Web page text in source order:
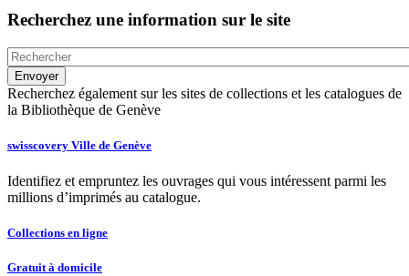
Recherchez une information sur le site
Recherchez également sur les sites de collections et les catalogues de
la Bibliothèque de Genève
swisscovery Ville de Genève
Identifiez et empruntez les ouvrages qui vous intéressent parmi les
millions d’imprimés au catalogue.
Collections en ligne
Gratuit à domicile